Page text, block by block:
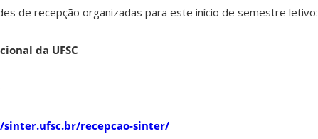
de recepção organizadas para este início de semestre letivo:
da UFSC
recepcao-sinter/